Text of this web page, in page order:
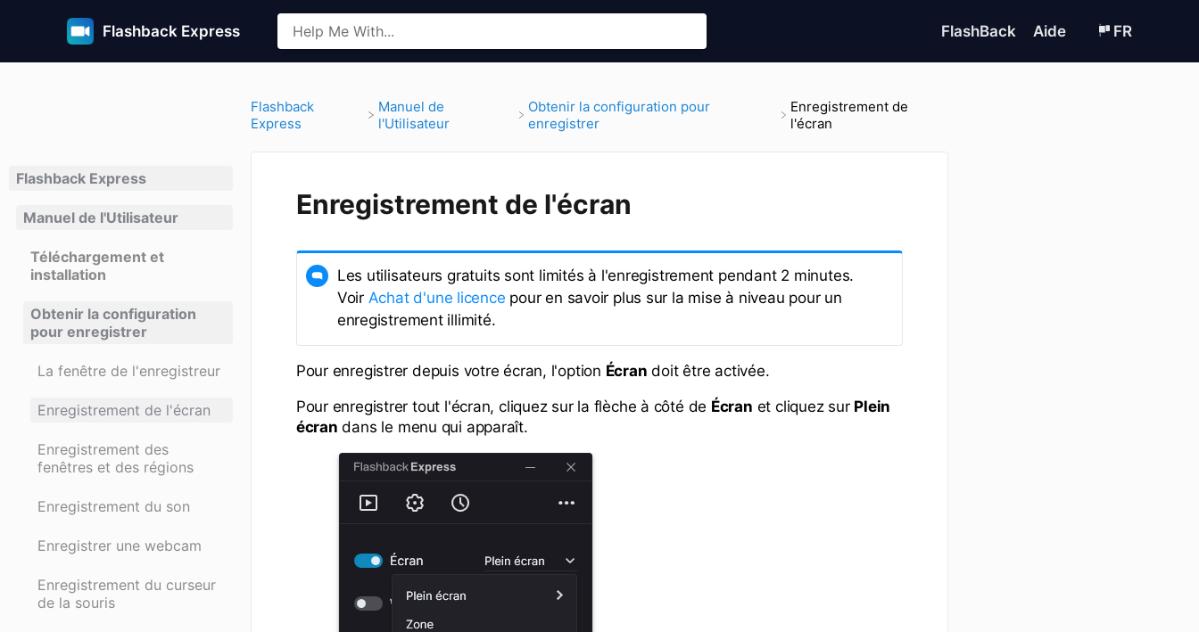
Flashback Express FlashBack Aide FR
Flashback Express
Manuel de l'Utilisateur
Téléchargement et
installation
Obtenir la configuration
pour enregistrer
La fenêtre de l'enregistreur
Enregistrement de l'écran
Enregistrement des
fenêtres et des régions
Enregistrement du son
Enregistrer une webcam
Enregistrement du curseur
de la souris
​Flashback
Express
​Manuel de
l'Utilisateur
​Obtenir la configuration pour
enregistrer
Enregistrement de
l'écran
Enregistrement de l'écran
Les utilisateurs gratuits sont limités à l'enregistrement pendant 2 minutes.
Voir Achat d'une licence pour en savoir plus sur la mise à niveau pour un
enregistrement illimité.
Pour enregistrer depuis votre écran, l'option Écran doit être activée.
Pour enregistrer tout l'écran, cliquez sur la flèche à côté de Écran et cliquez sur Plein
écran dans le menu qui apparaît.